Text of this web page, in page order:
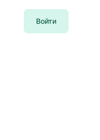
Войти